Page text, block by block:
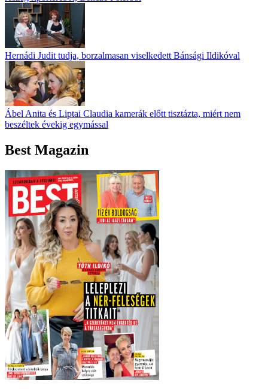
Hernádi Judit tudja, borzalmasan viselkedett Bánsági Ildikóval
Ábel Anita és Liptai Claudia kamerák előtt tisztázta, miért nem
beszéltek évekig egymással
Best Magazin